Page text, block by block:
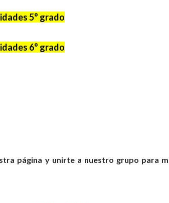
5° grado
6° grado
página y unirte a nuestro grupo para